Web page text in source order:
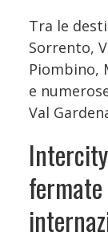
Tra le
Sorrento,
Piombino,
e
Val